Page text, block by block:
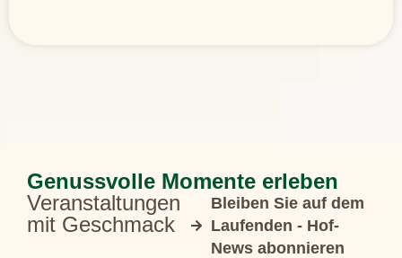
Genussvolle Momente erleben
Veranstaltungen
mit Geschmack
Bleiben Sie auf dem
Laufenden - Hof-
News abonnieren